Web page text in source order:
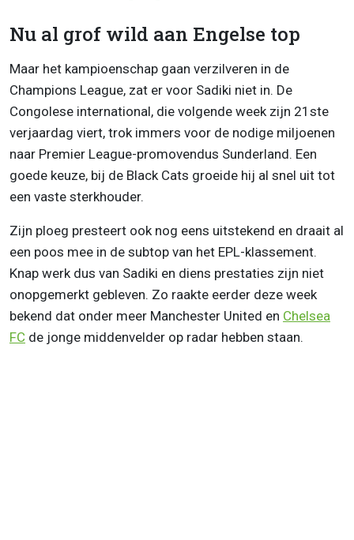
Nu al grof wild aan Engelse top
Maar het kampioenschap gaan verzilveren in de
Champions League, zat er voor Sadiki niet in. De
Congolese international, die volgende week zijn 21ste
verjaardag viert, trok immers voor de nodige miljoenen
naar Premier League-promovendus Sunderland. Een
goede keuze, bij de Black Cats groeide hij al snel uit tot
een vaste sterkhouder.
Zijn ploeg presteert ook nog eens uitstekend en draait al
een poos mee in de subtop van het EPL-klassement.
Knap werk dus van Sadiki en diens prestaties zijn niet
onopgemerkt gebleven. Zo raakte eerder deze week
bekend dat onder meer Manchester United en Chelsea
FC de jonge middenvelder op radar hebben staan.